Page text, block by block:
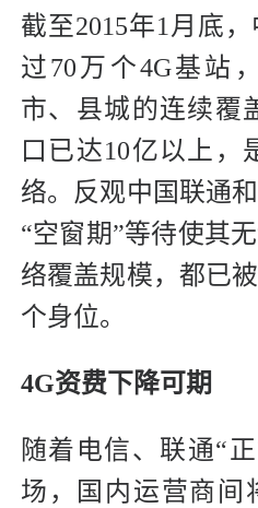
截至2015年1月底
过70万个4G基站
市、县城的连续覆
口已达10亿以上，
络。反观中国联通
“空窗期”等待使其
络覆盖规模，都已
个身位。
4G资费下降可期
随着电信、联通“
场，国内运营商间